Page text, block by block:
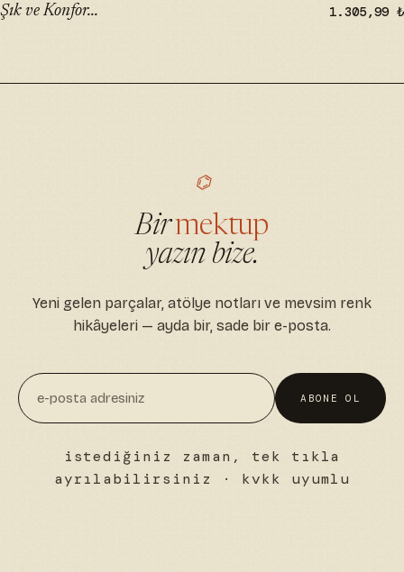
Şık ve Konfor...
1.305,99 ₺
⌬
Birmektup
yazın bize.
Yeni gelen parçalar, atölye notları ve mevsim renk
hikâyeleri — ayda bir, sade bir e-posta.
ABONE OL
istediğiniz zaman, tek tıkla
ayrılabilirsiniz · kvkk uyumlu